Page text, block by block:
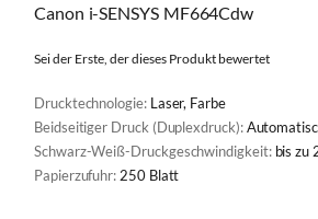
Canon i-SENSYS MF664Cdw
Sei der Erste, der dieses Produkt bewertet
Drucktechnologie: Laser, Farbe
Beidseitiger Druck (Duplexdruck):
Schwarz-Weiß-Druckgeschwindigkeit: bis zu
Papierzufuhr: 250 Blatt